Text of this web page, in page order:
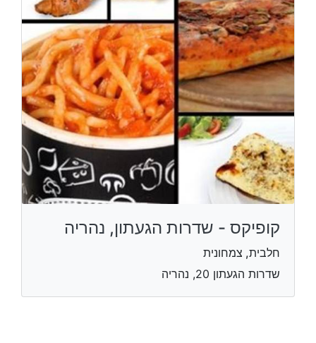
קופיקס - שדרות הגעתון, נהריה
חלבית, צמחונית
שדרות הגעתון 20, נהריה